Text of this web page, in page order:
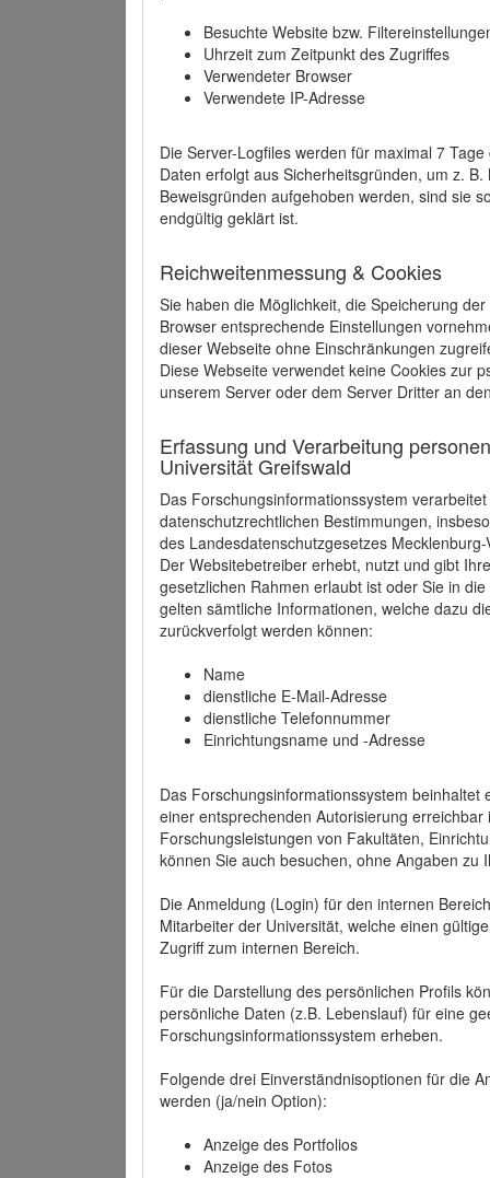
Besuchte Website bzw.
Uhrzeit zum Zeitpunkt des Zugriffes
Verwendeter Browser
Verwendete IP-Adresse
Die Server-Logfiles werden für maximal 7
Daten erfolgt aus Sicherheitsgründen, um z.
Beweisgründen aufgehoben werden, sind sie
endgültig geklärt ist.
Reichweitenmessung & Cookies
Sie haben die Möglichkeit, die Speicherung
Browser entsprechende Einstellungen
dieser Webseite ohne Einschränkungen
Diese Webseite verwendet keine Cookies zur
unserem Server oder dem Server Dritter an
Erfassung und Verarbeitung
Universität Greifswald
Das Forschungsinformationssystem
datenschutzrechtlichen Bestimmungen,
des Landesdatenschutzgesetzes
Der Websitebetreiber erhebt, nutzt und gibt
gesetzlichen Rahmen erlaubt ist oder Sie in
gelten sämtliche Informationen, welche dazu
zurückverfolgt werden können:
Name
dienstliche E-Mail-Adresse
dienstliche Telefonnummer
Einrichtungsname und -Adresse
Das Forschungsinformationssystem beinhaltet
einer entsprechenden Autorisierung
Forschungsleistungen von Fakultäten,
können Sie auch besuchen, ohne Angaben zu
Die Anmeldung (Login) für den internen
Mitarbeiter der Universität, welche einen
Zugriff zum internen Bereich.
Für die Darstellung des persönlichen Profils
persönliche Daten (z.B. Lebenslauf) für eine
Forschungsinformationssystem erheben.
Folgende drei Einverständnisoptionen für die
werden (ja/nein Option):
Anzeige des Portfolios
Anzeige des Fotos